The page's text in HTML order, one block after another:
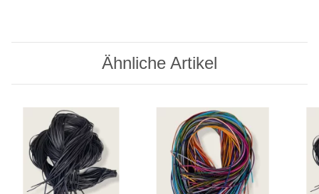
Ähnliche Artikel